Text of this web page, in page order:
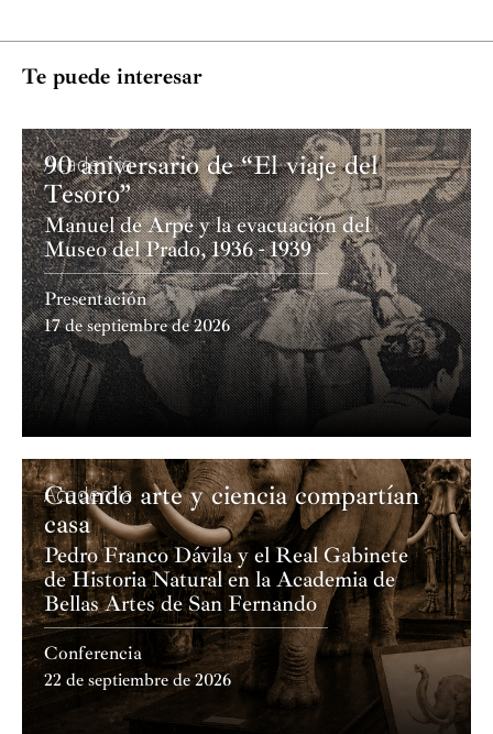
Te puede interesar
Academia
90 aniversario de “El viaje del
Tesoro”
Manuel de Arpe y la evacuación del
Museo del Prado, 1936 - 1939
Presentación
17 de septiembre de 2026
Academia
Cuando arte y ciencia compartían
casa
Pedro Franco Dávila y el Real Gabinete
de Historia Natural en la Academia de
Bellas Artes de San Fernando
Conferencia
22 de septiembre de 2026